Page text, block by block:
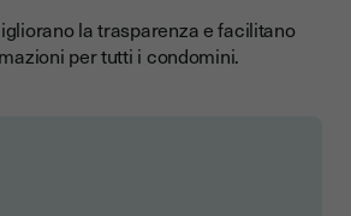
la trasparenza e facilitano
per tutti i condomini.